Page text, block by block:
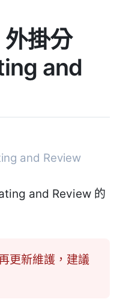
掛分
and
and Review
更新維護，建議